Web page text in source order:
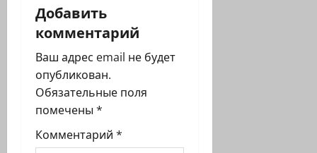
з
а
п
и
с
Добавить
комментарий
Ваш адрес email не будет
опубликован.
Обязательные поля
помечены *
Комментарий *